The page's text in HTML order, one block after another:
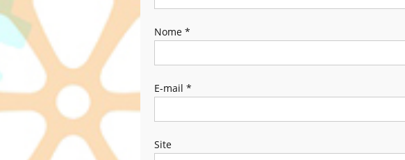
Nome *
E-mail *
Site